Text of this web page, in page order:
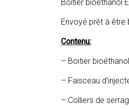
Boîtier bioéthanol
Envoyé prêt à
Contenu:
– Boitier bioéthanol
– Faisceau
– Colliers de